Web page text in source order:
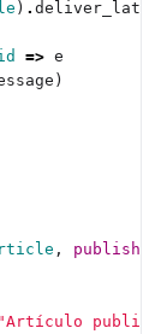
) .
=>
, publisher
"Artículo